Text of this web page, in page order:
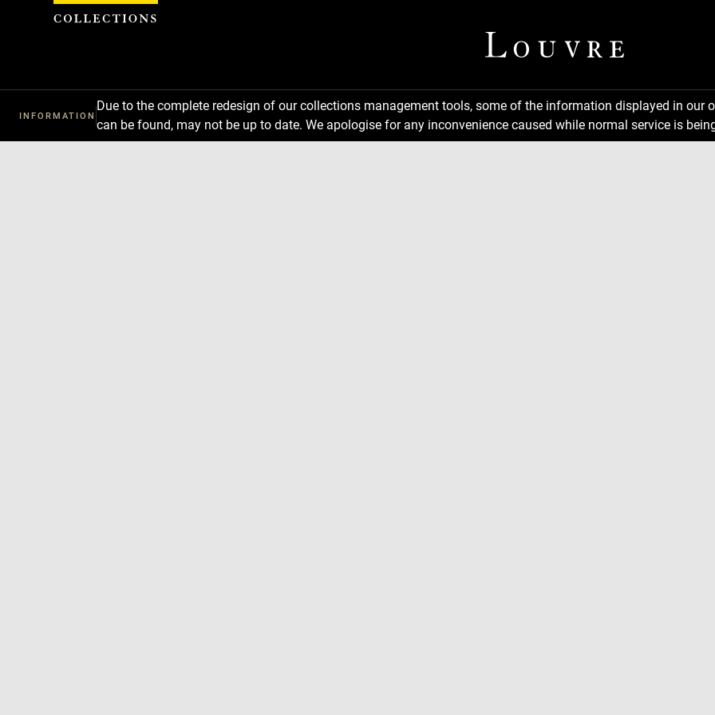
INFORMATION
Due to the complete redesign of our collections management tools, some of the information displayed in
can be found, may not be up to date. We apologise for any inconvenience caused while normal service is
Cookies management panel